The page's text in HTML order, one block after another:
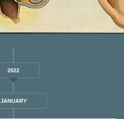
2022
JANUARY